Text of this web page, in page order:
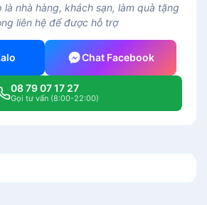
là nhà hàng, khách sạn, làm quà tặng
liên hệ để được hỗ trợ
Chat Facebook
08 79 07 17 27
Gọi tư vấn (8:00-22:00)